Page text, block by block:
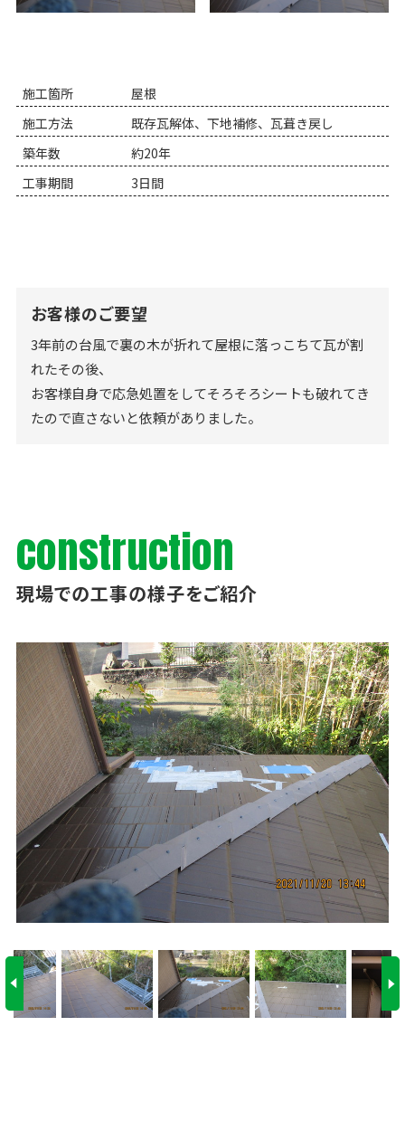
施工箇所
屋根
施工方法
既存瓦解体、下地補修、瓦葺き戻し
築年数
約20年
工事期間
3日間
お客様のご要望
3年前の台風で裏の木が折れて屋根に落っこちて瓦が割
れたその後、
お客様自身で応急処置をしてそろそろシートも破れてき
たので直さないと依頼がありました。
construction
現場での工事の様子をご紹介